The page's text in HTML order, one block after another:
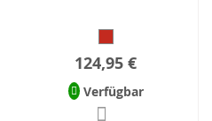
124,95 €
Verfügbar